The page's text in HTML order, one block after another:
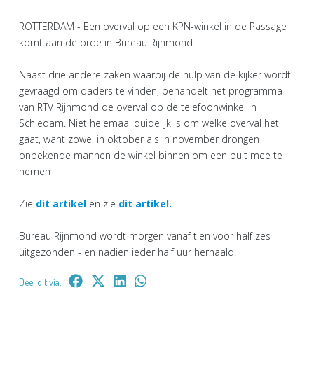
ROTTERDAM - Een overval op een KPN-winkel in de Passage
komt aan de orde in Bureau Rijnmond.
Naast drie andere zaken waarbij de hulp van de kijker wordt
gevraagd om daders te vinden, behandelt het programma
van RTV Rijnmond de overval op de telefoonwinkel in
Schiedam. Niet helemaal duidelijk is om welke overval het
gaat, want zowel in oktober als in november drongen
onbekende mannen de winkel binnen om een buit mee te
nemen
Zie dit artikel en zie dit artikel.
Bureau Rijnmond wordt morgen vanaf tien voor half zes
uitgezonden - en nadien ieder half uur herhaald.
Deel dit via: